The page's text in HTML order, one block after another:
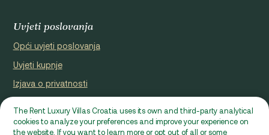
Uvjeti poslovanja
Opći uvjeti poslovanja
Uvjeti kupnje
Izjava o privatnosti
Internetska stranica koju je registrirao Domus properties d.o.o.,
The Rent Luxury Villas Croatia uses its own and third-party analytical
cookies to analyze your preferences and improve your experience on
the website. If you want to learn more or opt out of all or some